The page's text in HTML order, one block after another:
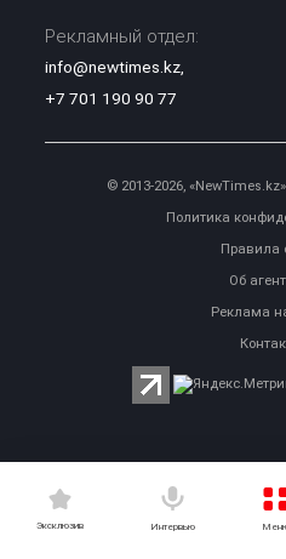
Эксклюзив Интервью
Рекламный отдел:
info@newtimes.kz,
+7 701 190 90 77
© 2013-2026,
Политика
Правила
Об
Реклама